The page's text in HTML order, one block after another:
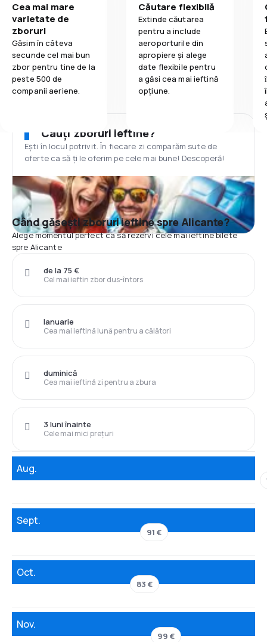
Cea mai mare
varietate de
zboruri
Găsim în câteva
secunde cel mai bun
zbor pentru tine de la
peste 500 de
companii aeriene.
Căutare flexibilă
Extinde căutarea
pentru a include
aeroporturile din
apropiere și alege
date flexibile pentru
a găsi cea mai ieftină
opțiune.
Cauți zboruri ieftine?
Ești în locul potrivit. În fiecare zi comparăm sute de
oferte ca să ți le oferim pe cele mai bune! Descoperă!
Când găsești zboruri ieftine spre Alicante?
Alege momentul perfect ca să rezervi cele mai ieftine bilete
spre Alicante
Cel mai ieftin zbor dus-întors
de la 75 €
Cea mai ieftină lună pentru a călători
Ianuarie
Cea mai ieftină zi pentru a zbura
duminică
Cele mai mici prețuri
3 luni înainte
Aug.
Sept.
91 €
Oct.
83 €
Nov.
99 €